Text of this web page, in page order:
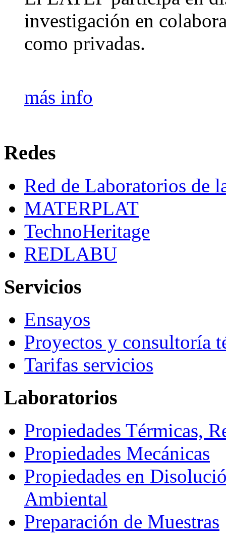
investigación en
como privadas.
más info
Redes
Red de Laboratorios de
MATERPLAT
TechnoHeritage
REDLABU
Servicios
Ensayos
Proyectos y consultoría
Tarifas servicios
Laboratorios
Propiedades Térmicas,
Propiedades Mecánicas
Propiedades en
Ambiental
Preparación de Muestras